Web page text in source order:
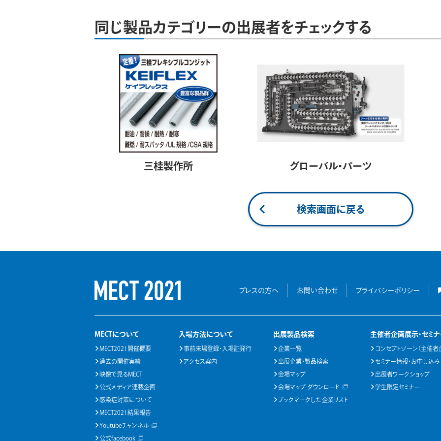
同じ製品カテゴリーの出展者をチェックする
三桂製作所 グローバル・パーツ
検索画面に戻る
プレスの方へ お問い合わせ プライバシーポリシー
MECTについて
MECT2021開催概要
過去の開催実績
映像で見るMECT
公式メディア連載企画
感染症対策について
MECT2021結果報告
Youtubeチャンネル
公式facebook
入場方法について
事前来場登録・入場証発行
アクセス案内
出展製品検索
企業一覧
出展企業・製品検索
会場マップ
会場マップ ダウンロード
ブックマークした企業リスト
主催者企画展示・セミ
コンセプトゾーン（主催者
セミナー情報・お申し込み
出展者ワークショップ
学生限定セミナー